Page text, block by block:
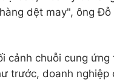
dệt may", ông
cảnh chuỗi cung
trước, doanh